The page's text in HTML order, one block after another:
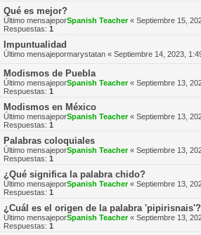
Qué es mejor?
Último mensajeporSpanish Teacher« Septiembre 15,
Respuestas: 1
Impuntualidad
Último mensajepormarystatan « Septiembre 14, 2023,
Modismos de Puebla
Último mensajeporSpanish Teacher« Septiembre 13,
Respuestas: 1
Modismos en México
Último mensajeporSpanish Teacher« Septiembre 13,
Respuestas: 1
Palabras coloquiales
Último mensajeporSpanish Teacher« Septiembre 13,
Respuestas: 1
¿Qué significa la palabra chido?
Último mensajeporSpanish Teacher« Septiembre 13,
Respuestas: 1
¿Cuál es el origen de la palabra 'pipirisnais'?
Último mensajeporSpanish Teacher« Septiembre 13,
Respuestas: 1